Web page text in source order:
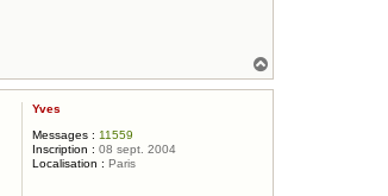
a
Yves
Messages : 11559
Inscription : 08 sept. 2004
Localisation : Paris